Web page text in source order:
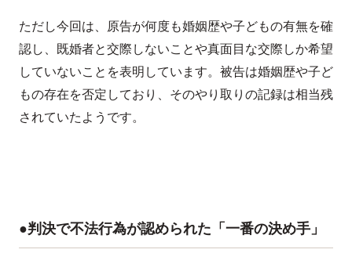
ただし今回は、原告が何度も婚姻歴や子どもの有無を確
認し、既婚者と交際しないことや真面目な交際しか希望
していないことを表明しています。被告は婚姻歴や子ど
もの存在を否定しており、そのやり取りの記録は相当残
されていたようです。
●判決で不法行為が認められた「一番の決め手」